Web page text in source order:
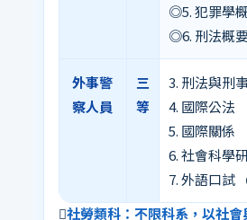
◎5. 犯罪學
◎6. 刑法概
外事警
察人員
三
等
3. 刑法與刑
4. 國際公法
5. 國際關係
6. 社會科學
7. 外語口試
社勞類科：不限科系，以社